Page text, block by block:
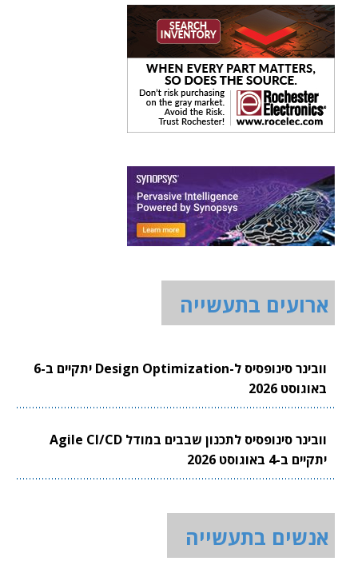
ארועים בתעשייה
וובינר סינופסיס ל-Design Optimization יתקיים ב-6
באוגוסט 2026
וובינר סינופסיס לתכנון שבבים במודל Agile CI/CD
יתקיים ב-4 באוגוסט 2026
אנשים בתעשייה